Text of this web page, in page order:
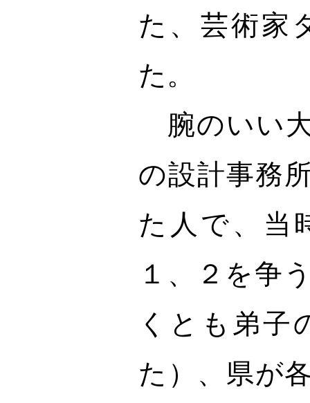
た、芸術家
た。
腕のいい
の設計事務
た人で、当
１、２を争
くとも弟子
た）、県が